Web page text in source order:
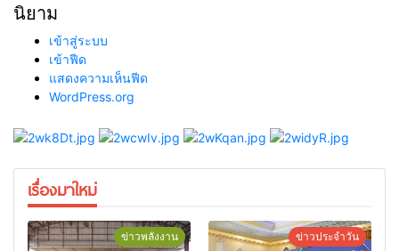
นิยาม
เข้าสู่ระบบ
เข้าฟีด
แสดงความเห็นฟีด
WordPress.org
เรื่องมาใหม่
ข่าวพลังงาน ข่าวประจำวัน